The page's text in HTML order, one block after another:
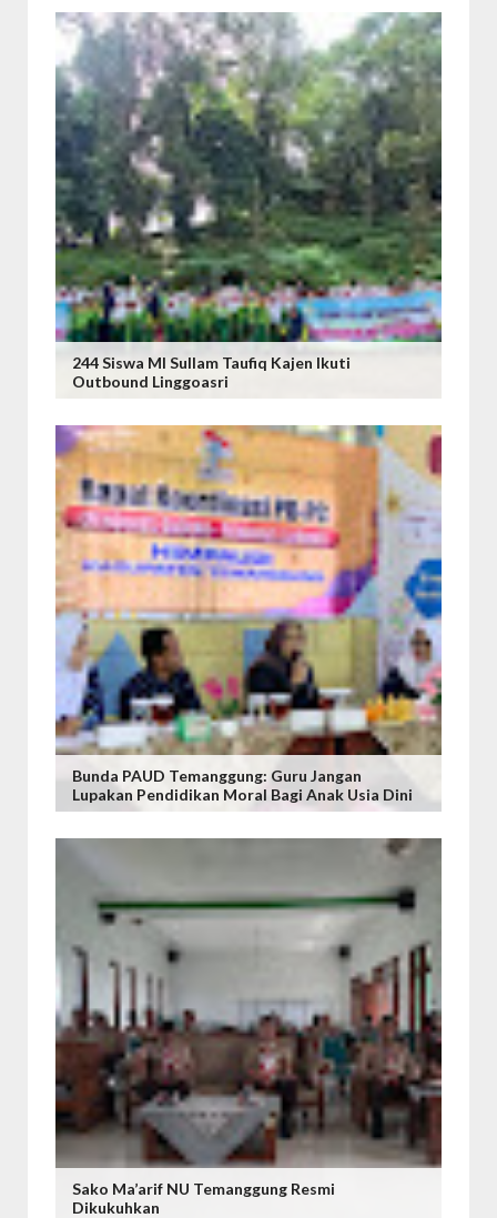
244 Siswa MI Sullam Taufiq Kajen Ikuti
Outbound Linggoasri
Bunda PAUD Temanggung: Guru Jangan
Lupakan Pendidikan Moral Bagi Anak Usia Dini
Sako Ma’arif NU Temanggung Resmi
Dikukuhkan